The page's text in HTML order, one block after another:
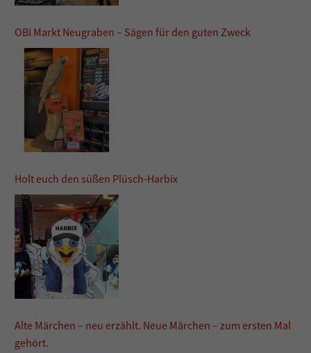
OBI Markt Neugraben – Sägen für den guten Zweck
Holt euch den süßen Plüsch-Harbix
Alte Märchen – neu erzählt. Neue Märchen – zum ersten Mal
gehört.